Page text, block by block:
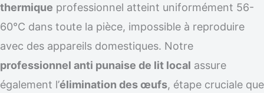
thermique professionnel atteint uniformément 56-
60°C dans toute la pièce, impossible à reproduire
avec des appareils domestiques. Notre
professionnel anti punaise de lit local assure
également l’élimination des œufs, étape cruciale que